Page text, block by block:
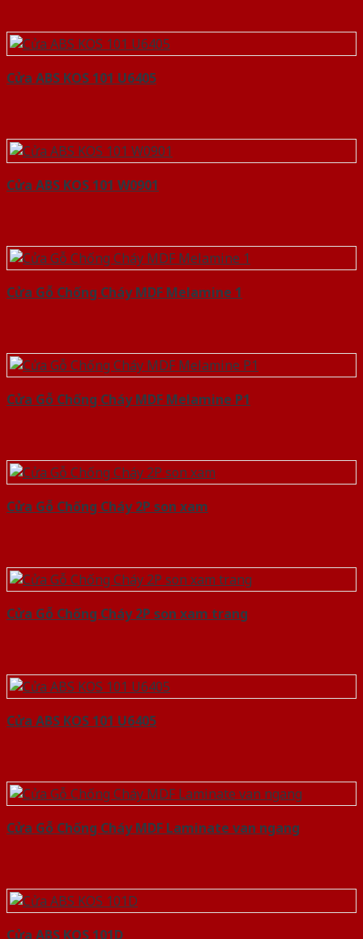
Cửa ABS KOS 101 U6405
Cửa ABS KOS 101 W0901
Cửa Gỗ Chống Cháy MDF Melamine 1
Cửa Gỗ Chống Cháy MDF Melamine P1
Cửa Gỗ Chống Cháy 2P son xam
Cửa Gỗ Chống Cháy 2P son xam trang
Cửa ABS KOS 101 U6405
Cửa Gỗ Chống Cháy MDF Laminate van ngang
Cửa ABS KOS 101D